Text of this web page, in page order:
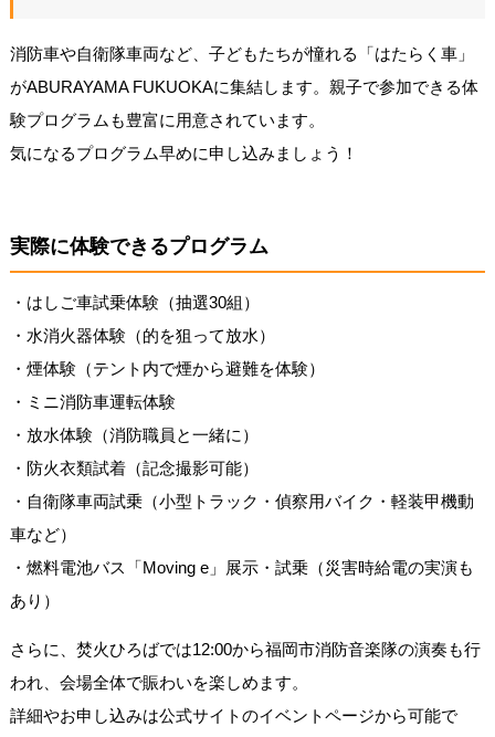
消防車や自衛隊車両など、子どもたちが憧れる「はたらく車」
がABURAYAMA FUKUOKAに集結します。親子で参加できる体
験プログラムも豊富に用意されています。
気になるプログラム早めに申し込みましょう！
実際に体験できるプログラム
・はしご車試乗体験（抽選30組）
・水消火器体験（的を狙って放水）
・煙体験（テント内で煙から避難を体験）
・ミニ消防車運転体験
・放水体験（消防職員と一緒に）
・防火衣類試着（記念撮影可能）
・自衛隊車両試乗（小型トラック・偵察用バイク・軽装甲機動
車など）
・燃料電池バス「Moving e」展示・試乗（災害時給電の実演も
あり）
さらに、焚火ひろばでは12:00から福岡市消防音楽隊の演奏も行
われ、会場全体で賑わいを楽しめます。
詳細やお申し込みは公式サイトのイベントページから可能で